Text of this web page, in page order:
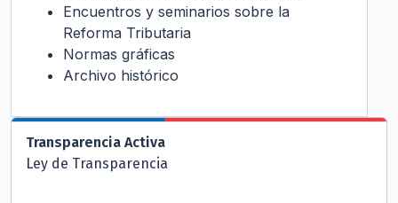
Encuentros y seminarios sobre la
Reforma Tributaria
Normas gráficas
Archivo histórico
Transparencia Activa
Ley de Transparencia